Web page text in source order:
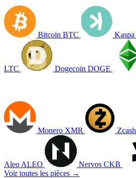
Bitcoin BTC Kaspa
LTC Dogecoin DOGE
Monero XMR Zcash
Aleo ALEO Nervos CKB
Voir toutes les pièces →